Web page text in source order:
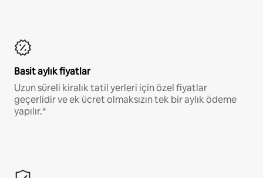
Basit aylık fiyatlar
Uzun süreli kiralık tatil yerleri için özel fiyatlar
geçerlidir ve ek ücret olmaksızın tek bir aylık ödeme
yapılır.*